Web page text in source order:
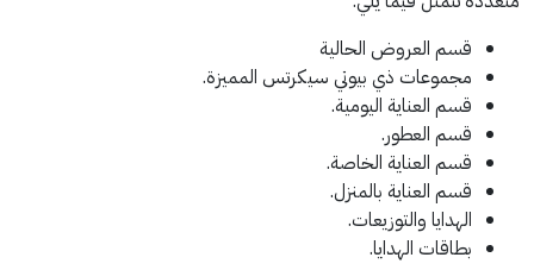
قسم العروض الحالية
مجموعات ذي بيوتي سيكرتس المميزة.
قسم العناية اليومية.
قسم العطور.
قسم العناية الخاصة.
قسم العناية بالمنزل.
الهدايا والتوزيعات.
بطاقات الهدايا.